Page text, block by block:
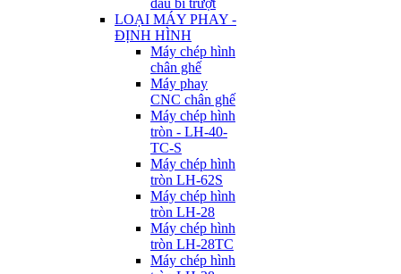
đầu bi trượt
LOẠI MÁY PHAY -
ĐỊNH HÌNH
Máy chép hình
chân ghế
Máy phay
CNC chân ghế
Máy chép hình
tròn - LH-40-
TC-S
Máy chép hình
tròn LH-62S
Máy chép hình
tròn LH-28
Máy chép hình
tròn LH-28TC
Máy chép hình